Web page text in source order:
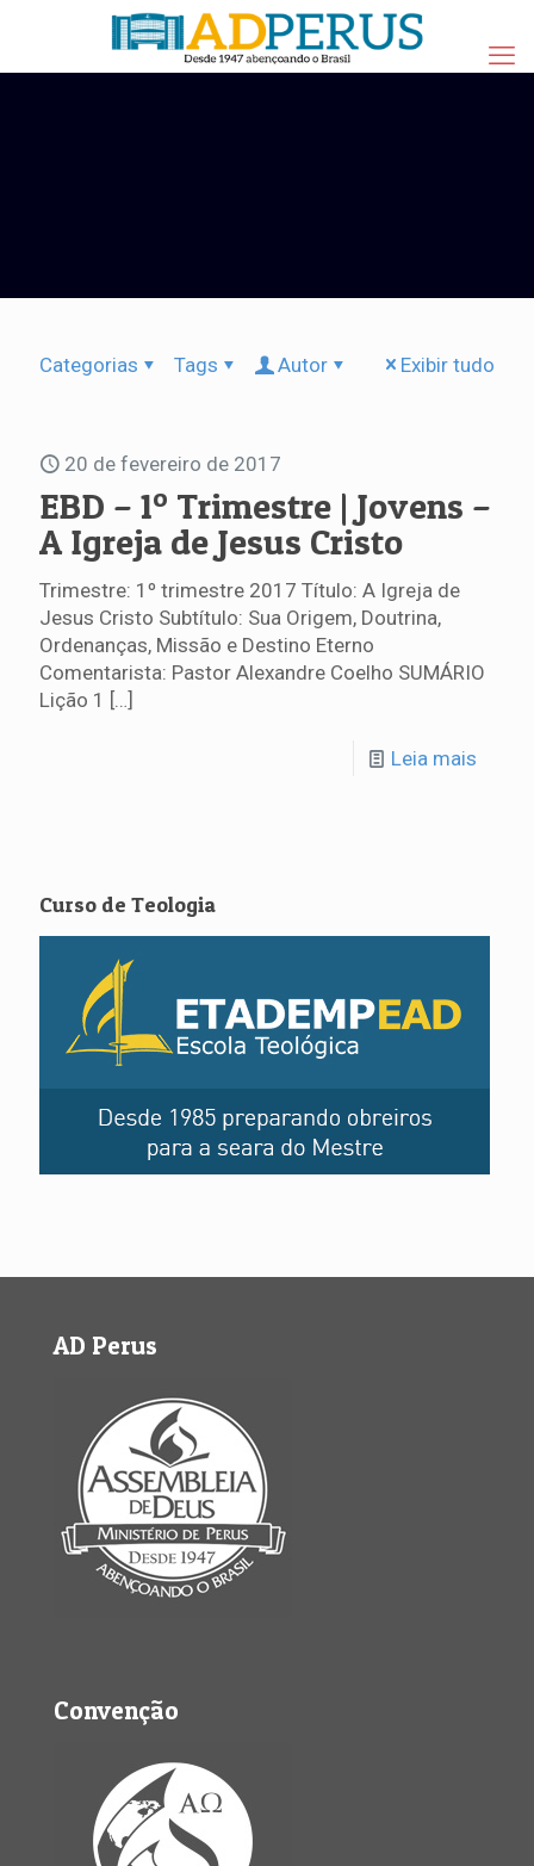
Categorias Tags Autor Exibir tudo
20 de fevereiro de 2017
EBD – 1º Trimestre | Jovens –
A Igreja de Jesus Cristo
Trimestre: 1º trimestre 2017 Título: A Igreja de
Jesus Cristo Subtítulo: Sua Origem, Doutrina,
Ordenanças, Missão e Destino Eterno
Comentarista: Pastor Alexandre Coelho SUMÁRIO
Lição 1 […]
Leia mais
Curso de Teologia
AD Perus
Convenção